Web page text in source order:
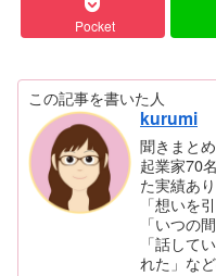
Pocket
この記事を書いた人
kurumi
聞きまと
起業家70
た実績あり
「想いを
「いつの
「話して
れた」な